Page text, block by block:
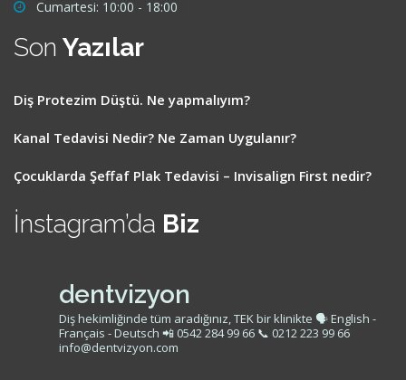
Cumartesi: 10:00 - 18:00
Son Yazılar
Diş Protezim Düştü. Ne yapmalıyım?
Kanal Tedavisi Nedir? Ne Zaman Uygulanır?
Çocuklarda Şeffaf Plak Tedavisi – Invisalign First nedir?
İnstagram’da Biz
dentvizyon
Diş hekimliğinde tüm aradığınız, TEK bir klinikte 🗣 English -
Français - Deutsch 📲 0542 284 99 66 📞 0212 223 99 66
info@dentvizyon.com